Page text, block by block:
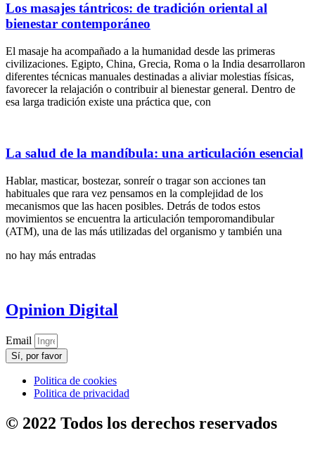
Los masajes tántricos: de tradición oriental al
bienestar contemporáneo
El masaje ha acompañado a la humanidad desde las primeras
civilizaciones. Egipto, China, Grecia, Roma o la India desarrollaron
diferentes técnicas manuales destinadas a aliviar molestias físicas,
favorecer la relajación o contribuir al bienestar general. Dentro de
esa larga tradición existe una práctica que, con
La salud de la mandíbula: una articulación esencial
Hablar, masticar, bostezar, sonreír o tragar son acciones tan
habituales que rara vez pensamos en la complejidad de los
mecanismos que las hacen posibles. Detrás de todos estos
movimientos se encuentra la articulación temporomandibular
(ATM), una de las más utilizadas del organismo y también una
no hay más entradas
Opinion Digital
Email
Sí, por favor
Politica de cookies
Politica de privacidad
© 2022 Todos los derechos reservados